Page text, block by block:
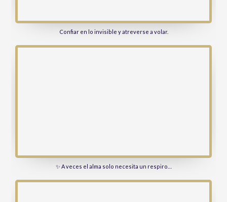
Confiar en lo invisible y atreverse a volar.
✨ A veces el alma solo necesita un respiro…